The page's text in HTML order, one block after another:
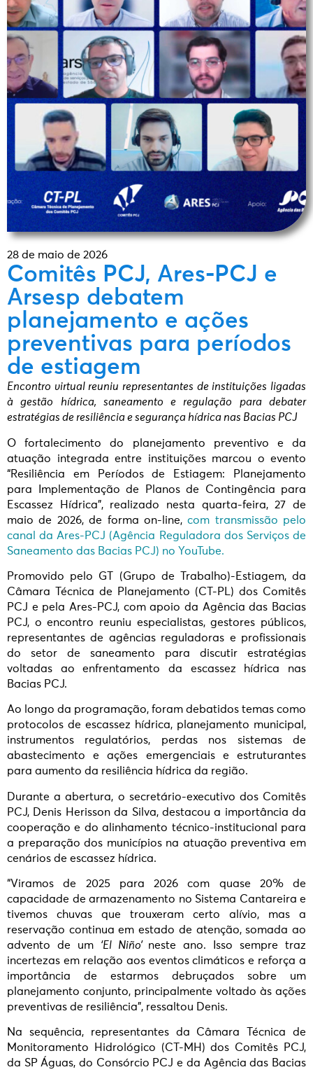
28 de maio de 2026
Comitês PCJ, Ares-PCJ e
Arsesp debatem
planejamento e ações
preventivas para períodos
de estiagem
Encontro virtual reuniu representantes de instituições ligadas
à gestão hídrica, saneamento e regulação para debater
estratégias de resiliência e segurança hídrica nas Bacias PCJ
O fortalecimento do planejamento preventivo e da
atuação integrada entre instituições marcou o evento
“Resiliência em Períodos de Estiagem: Planejamento
para Implementação de Planos de Contingência para
Escassez Hídrica”, realizado nesta quarta-feira, 27 de
maio de 2026, de forma on-line,com transmissão pelo
canal da Ares-PCJ (Agência Reguladora dos Serviços de
Saneamento das Bacias PCJ) no YouTube.
Promovido pelo GT (Grupo de Trabalho)-Estiagem, da
Câmara Técnica de Planejamento (CT-PL) dos Comitês
PCJ e pela Ares-PCJ, com apoio da Agência das Bacias
PCJ, o encontro reuniu especialistas, gestores públicos,
representantes de agências reguladoras e profissionais
do setor de saneamento para discutir estratégias
voltadas ao enfrentamento da escassez hídrica nas
Bacias PCJ.
Ao longo da programação, foram debatidos temas como
protocolos de escassez hídrica, planejamento municipal,
instrumentos regulatórios, perdas nos sistemas de
abastecimento e ações emergenciais e estruturantes
para aumento da resiliência hídrica da região.
Durante a abertura, o secretário-executivo dos Comitês
PCJ, Denis Herisson da Silva, destacou a importância da
cooperação e do alinhamento técnico-institucional para
a preparação dos municípios na atuação preventiva em
cenários de escassez hídrica.
“Viramos de 2025 para 2026 com quase 20% de
capacidade de armazenamento no Sistema Cantareira e
tivemos chuvas que trouxeram certo alívio, mas a
reservação continua em estado de atenção, somada ao
advento de um ‘El Niño’ neste ano. Isso sempre traz
incertezas em relação aos eventos climáticos e reforça a
importância de estarmos debruçados sobre um
planejamento conjunto, principalmente voltado às ações
preventivas de resiliência”, ressaltou Denis.
Na sequência, representantes da Câmara Técnica de
Monitoramento Hidrológico (CT-MH) dos Comitês PCJ,
da SP Águas, do Consórcio PCJ e da Agência das Bacias